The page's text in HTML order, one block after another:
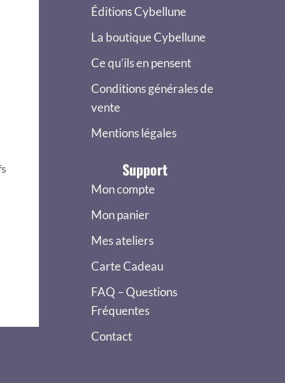
Éditions Cybellune
La boutique Cybellune
Ce qu’ils en pensent
Conditions générales de
vente
Mentions légales
Support
Mon compte
Mon panier
Mes ateliers
Carte Cadeau
FAQ – Questions
Fréquentes
Contact